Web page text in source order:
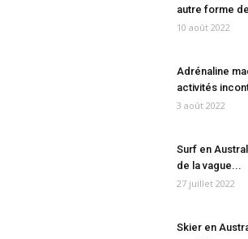
autre forme
10 août 2022
Adrénaline
activités
3 août 2022
Surf en
de la vague...
27 juillet 2022
Skier en